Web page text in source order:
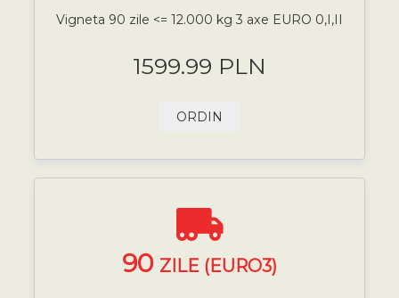
Vigneta 90 zile <= 12.000 kg 3 axe EURO 0,I,II
1599.99 PLN
ORDIN
90 ZILE (EURO3)